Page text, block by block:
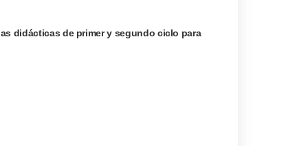
didácticas de primer y segundo ciclo para